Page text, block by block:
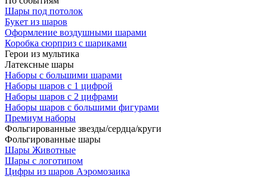
Шары под потолок
Букет из шаров
Оформление воздушными шарами
Коробка сюрприз с шариками
Герои из мультика
Латексные шары
Наборы с большими шарами
Наборы шаров с 1 цифрой
Наборы шаров с 2 цифрами
Наборы шаров с большими фигурами
Премиум наборы
Фольгированные звезды/сердца/круги
Фольгированные шары
Шары Животные
Шары с логотипом
Цифры из шаров Аэромозаика